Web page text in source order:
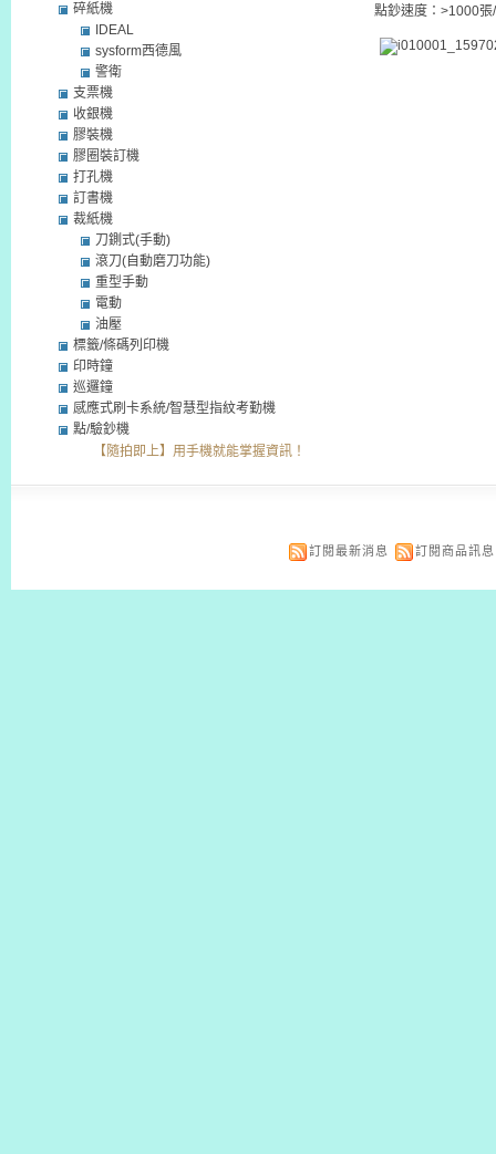
點鈔速度：>1000張
碎紙機
IDEAL
sysform西德風
警衛
支票機
收銀機
膠裝機
膠圈裝訂機
打孔機
訂書機
裁紙機
刀鍘式(手動)
滾刀(自動磨刀功能)
重型手動
電動
油壓
標籤/條碼列印機
印時鐘
巡邏鐘
感應式刷卡系統/智慧型指紋考勤機
點/驗鈔機
【隨拍即上】用手機就能掌握資訊！
訂閱最新消息 訂閱商品訊息